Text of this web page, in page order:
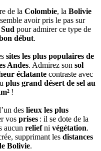
de la Colombie, la Bolivie
semble avoir pris le pas sur
pour admirer ce type de
début.
sites les plus populaires de
Andes. Admirez son sol
éclatante contraste avec
plus grand désert de sel au
!
des lieux les plus
vos prises : il se dote de la
aucun reliefni végétation.
supprimant les distances
Bolivie.